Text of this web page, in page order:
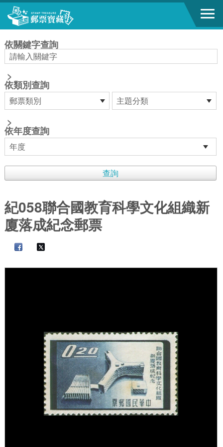
跳到主要內容區塊
依關鍵字查詢
>
依類別查詢
>
依年度查詢
紀058聯合國教育科學文化組織新
廈落成紀念郵票